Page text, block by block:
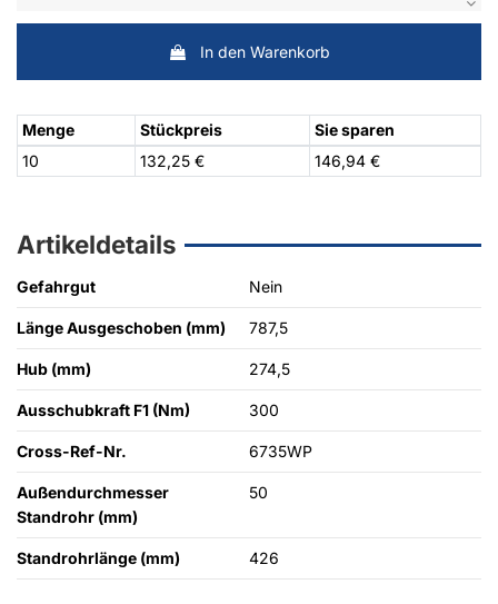
In den Warenkorb
Menge Stückpreis
Sie sparen
10
132,25 € 146,94 €
Artikeldetails
Gefahrgut Nein
Länge Ausgeschoben (mm) 787,5
Hub (mm) 274,5
Ausschubkraft F1 (Nm) 300
Cross-Ref-Nr. 6735WP
Außendurchmesser
Standrohr (mm)
50
Standrohrlänge (mm) 426